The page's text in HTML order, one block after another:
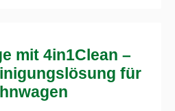
mit 4in1Clean –
für